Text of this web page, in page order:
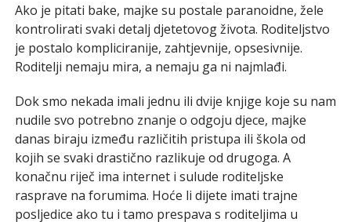
Ako je pitati bake, majke su postale paranoidne, žele
kontrolirati svaki detalj djetetovog života. Roditeljstvo
je postalo kompliciranije, zahtjevnije, opsesivnije.
Roditelji nemaju mira, a nemaju ga ni najmlađi.
Dok smo nekada imali jednu ili dvije knjige koje su nam
nudile svo potrebno znanje o odgoju djece, majke
danas biraju između različitih pristupa ili škola od
kojih se svaki drastično razlikuje od drugoga. A
konačnu riječ ima internet i sulude roditeljske
rasprave na forumima. Hoće li dijete imati trajne
posljedice ako tu i tamo prespava s roditeljima u